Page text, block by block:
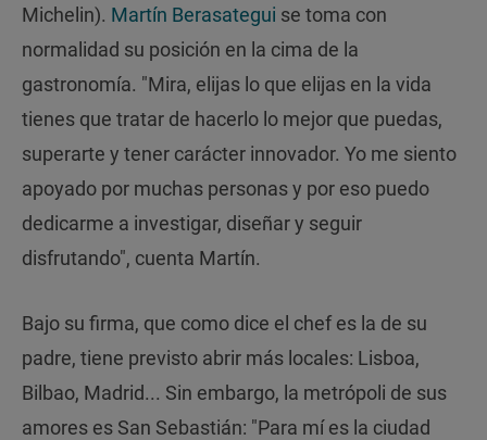
Michelin). Martín Berasategui se toma con
normalidad su posición en la cima de la
gastronomía. "Mira, elijas lo que elijas en la vida
tienes que tratar de hacerlo lo mejor que puedas,
superarte y tener carácter innovador. Yo me siento
apoyado por muchas personas y por eso puedo
dedicarme a investigar, diseñar y seguir
disfrutando", cuenta Martín.
Bajo su firma, que como dice el chef es la de su
padre, tiene previsto abrir más locales: Lisboa,
Bilbao, Madrid... Sin embargo, la metrópoli de sus
amores es San Sebastián: "Para mí es la ciudad